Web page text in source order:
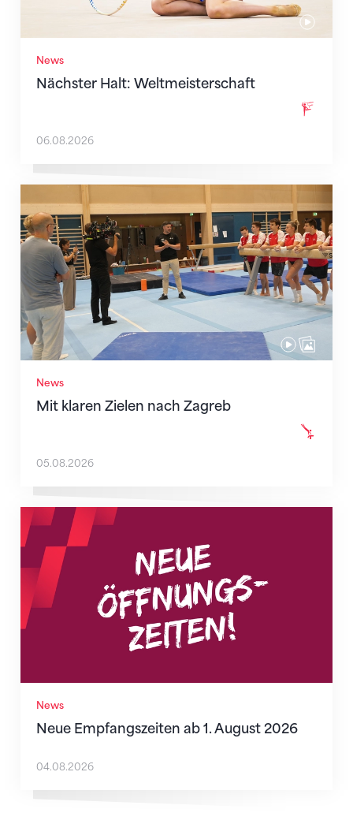
News
Nächster Halt: Weltmeisterschaft
06.08.2026
News
Mit klaren Zielen nach Zagreb
Mit klaren Zielen nach Zagreb
05.08.2026
News
Neue Empfangszeiten ab 1. August 2026
Neue Empfangszeiten ab 1. August 2026
04.08.2026